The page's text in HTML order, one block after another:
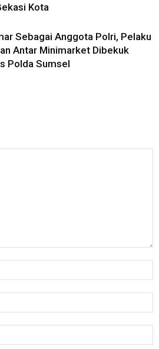
Kota
Sebagai Anggota Polri, Pelaku
Antar Minimarket Dibekuk
Polda Sumsel